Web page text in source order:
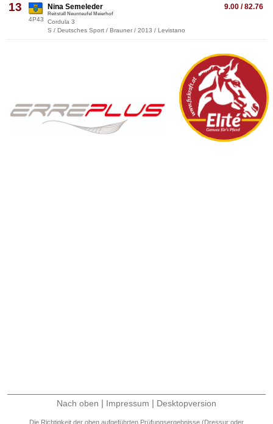
13
4P43
9.00 / 82.76
Nina Semeleder
Reitstall Neunteufel Meierhof
Cordula 3
S / Deutsches Sport / Brauner / 2013 / Levistano
Nach oben | Impressum | Desktopversion
Die Richtigkeit der oben aufgeführten Prüfungsergebnisse (Dressur oder